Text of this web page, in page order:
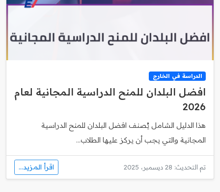
الدراسة في الخارج
افضل البلدان للمنح الدراسية المجانية لعام
2026
هذا الدليل الشامل يُصنف افضل البلدان للمنح الدراسية
المجانية والتي يجب أن يركز عليها الطلاب...
تم التحديث: 28 ديسمبر، 2025 اقرأ المزيد...